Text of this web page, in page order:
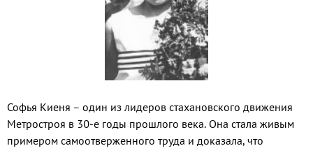
Софья Киеня – один из лидеров ста­хановского движения
Метростроя в 30-е годы прошлого века. Она стала живым
примером самоотверженного труда и до­казала, что